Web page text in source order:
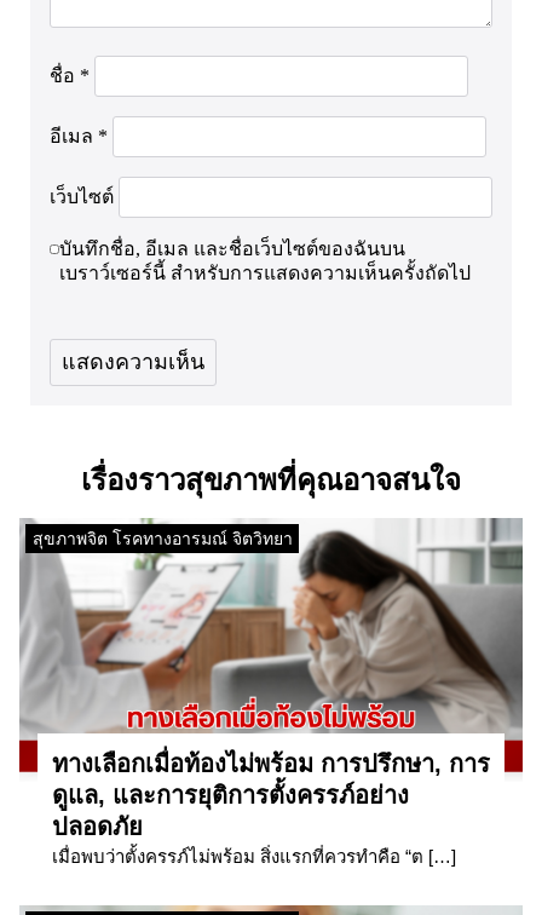
ชื่อ *
อีเมล *
เว็บไซต์
บันทึกชื่อ, อีเมล และชื่อเว็บไซต์ของฉันบน
เบราว์เซอร์นี้ สำหรับการแสดงความเห็นครั้งถัดไป
เรื่องราวสุขภาพที่คุณอาจสนใจ
สุขภาพจิต โรคทางอารมณ์ จิตวิทยา
ทางเลือกเมื่อท้องไม่พร้อม การปรึกษา, การ
ดูแล, และการยุติการตั้งครรภ์อย่าง
ปลอดภัย
เมื่อพบว่าตั้งครรภ์ไม่พร้อม สิ่งแรกที่ควรทำคือ “ต […]